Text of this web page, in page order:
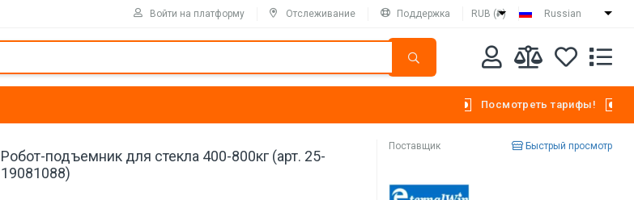
Войти на платформу Отслеживание Поддержка RUB (₽) Russian
Посмотреть тарифы!
Робот-подъемник для стекла 400-800кг (арт. 25-
19081088)
Поставщик Быстрый просмотр